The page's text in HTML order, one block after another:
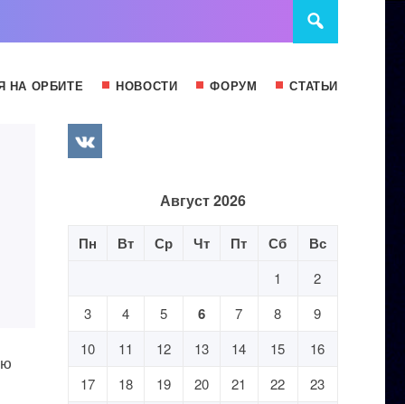
НА ОРБИТЕ НОВОСТИ ФОРУМ СТАТЬИ
Август 2026
Пн Вт Ср Чт Пт Сб Вс
1
2
3
4 5 6 7 8
9
10
11 12 13 14 15
16
17
18 19 20 21 22
23